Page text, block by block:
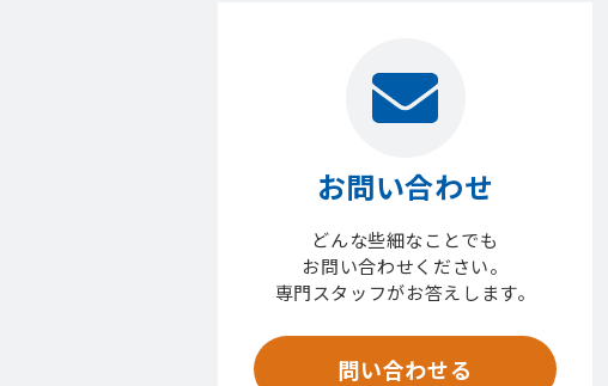
お問い合わせ
どんな些細なことでも
お問い合わせください。
専門スタッフがお答えします。
問い合わせる